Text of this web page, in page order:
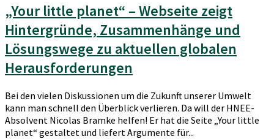
„Your little planet“ – Webseite zeigt
Hintergründe, Zusammenhänge und
Lösungswege zu aktuellen globalen
Herausforderungen
Bei den vielen Diskussionen um die Zukunft unserer Umwelt
kann man schnell den Überblick verlieren. Da will der HNEE-
Absolvent Nicolas Bramke helfen! Er hat die Seite „Your little
planet“ gestaltet und liefert Argumente für...